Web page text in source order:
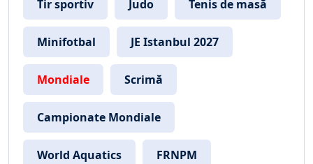
Tir sportiv Judo Tenis de masă
Minifotbal JE Istanbul 2027
Mondiale Scrimă
Campionate Mondiale
World Aquatics FRNPM